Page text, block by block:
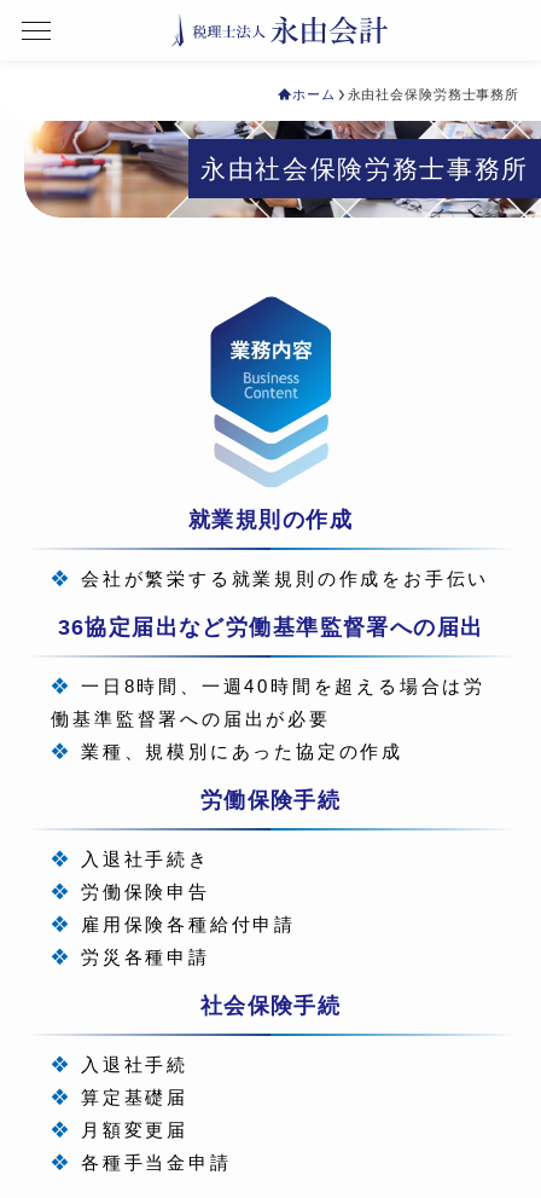
永由社会保険労務士事務所
ホーム 永由社会保険労務士事務所
就業規則の作成
❖ 会社が繁栄する就業規則の作成をお手伝い
36協定届出など労働基準監督署への届出
❖
一日8時間、一週40時間を超える場合は労
働基準監督署への届出が必要
❖
業種、規模別にあった協定の作成
労働保険手続
❖
入退社手続き
❖
労働保険申告
❖
雇用保険各種給付申請
❖
労災各種申請
社会保険手続
❖
入退社手続
❖
算定基礎届
❖
月額変更届
❖
各種手当金申請